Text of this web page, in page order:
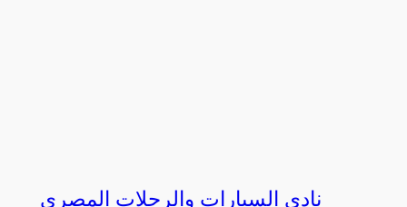
نادي السيارات والرحلات المصري